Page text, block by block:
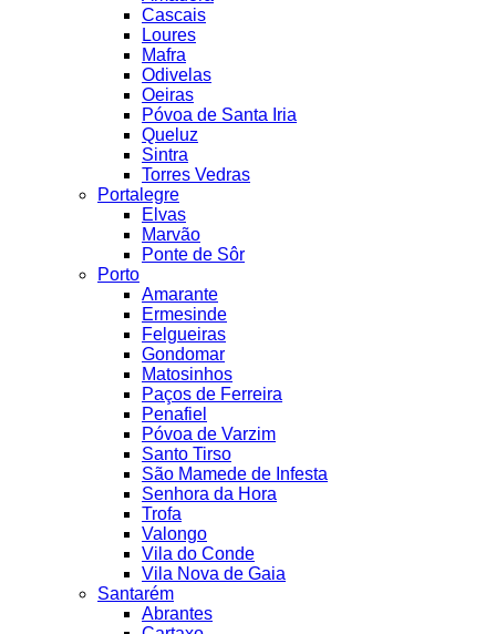
Cascais
Loures
Mafra
Odivelas
Oeiras
Póvoa de Santa Iria
Queluz
Sintra
Torres Vedras
Portalegre
Elvas
Marvão
Ponte de Sôr
Porto
Amarante
Ermesinde
Felgueiras
Gondomar
Matosinhos
Paços de Ferreira
Penafiel
Póvoa de Varzim
Santo Tirso
São Mamede de Infesta
Senhora da Hora
Trofa
Valongo
Vila do Conde
Vila Nova de Gaia
Santarém
Abrantes